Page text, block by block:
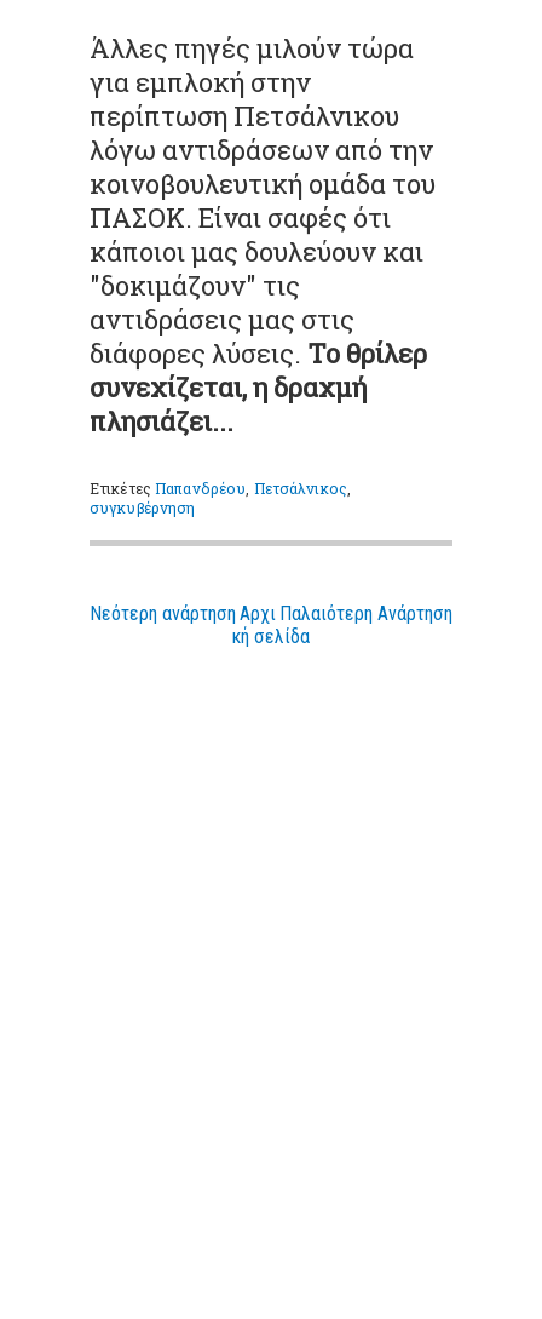
Άλλες πηγές μιλούν τώρα
για εμπλοκή στην
περίπτωση Πετσάλνικου
λόγω αντιδράσεων από την
κοινοβουλευτική ομάδα του
ΠΑΣΟΚ. Είναι σαφές ότι
κάποιοι μας δουλεύουν και
"δοκιμάζουν" τις
αντιδράσεις μας στις
διάφορες λύσεις. Το θρίλερ
συνεχίζεται, η δραχμή
πλησιάζει...
ΕτικέτεςΠαπανδρέου Πετσάλνικος
συγκυβέρνηση
Νεότερη ανάρτηση Παλαιότερη Ανάρτηση
Αρχι
κή σελίδα